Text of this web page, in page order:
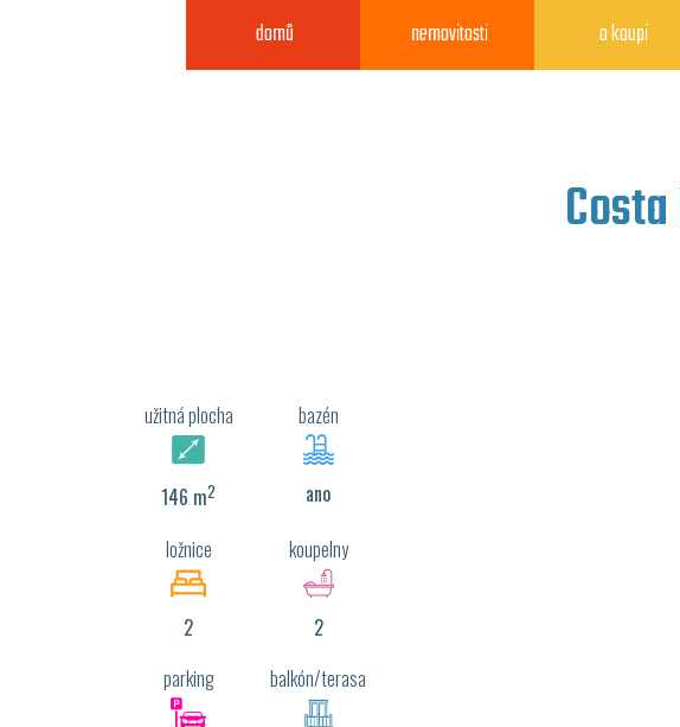
domů nemovitosti o koupi
užitná plocha
146 m2
bazén
ano
ložnice
2
koupelny
2
parking
balkón/terasa